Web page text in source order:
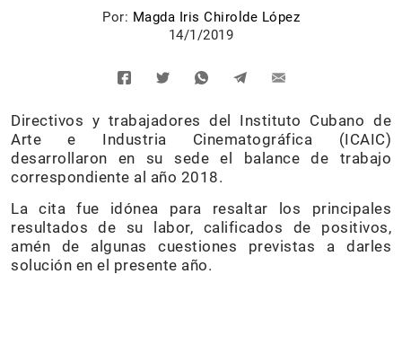
Por: Magda Iris Chirolde López
14/1/2019
Directivos y trabajadores del Instituto Cubano de
Arte e Industria Cinematográfica (ICAIC)
desarrollaron en su sede el balance de trabajo
correspondiente al año 2018.
La cita fue idónea para resaltar los principales
resultados de su labor, calificados de positivos,
amén de algunas cuestiones previstas a darles
solución en el presente año.